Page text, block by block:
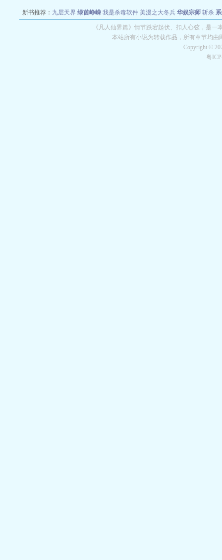
新书推荐： 九层天界 绿茵峥嵘 我是杀毒软件 美漫之大冬兵 华娱宗师 斩杀
教练万岁 都市全能巨星 绝对交易 全职武神 位面复
《凡人仙界篇》情节跌宕起伏、扣人心弦，是
本站所有小说为转载作品，所有章节均
Copyright ©
粤